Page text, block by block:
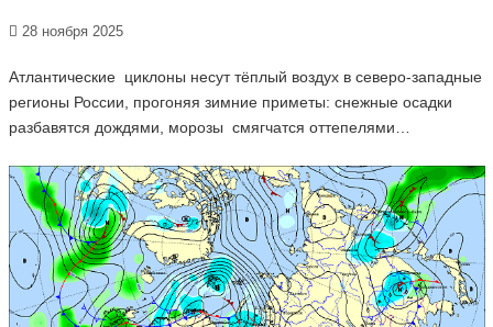
28 ноября 2025
Атлантические циклоны несут тёплый воздух в северо-западные
регионы России, прогоняя зимние приметы: снежные осадки
разбавятся дождями, морозы смягчатся оттепелями…